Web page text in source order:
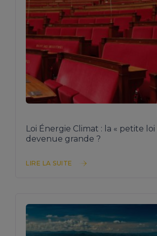
Loi Énergie Climat : la « petite
devenue grande ?
LIRE LA SUITE